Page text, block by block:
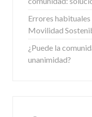
Errores
Movilidad
¿Puede la
unanimidad?